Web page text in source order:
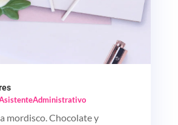
mordisco. Chocolate y